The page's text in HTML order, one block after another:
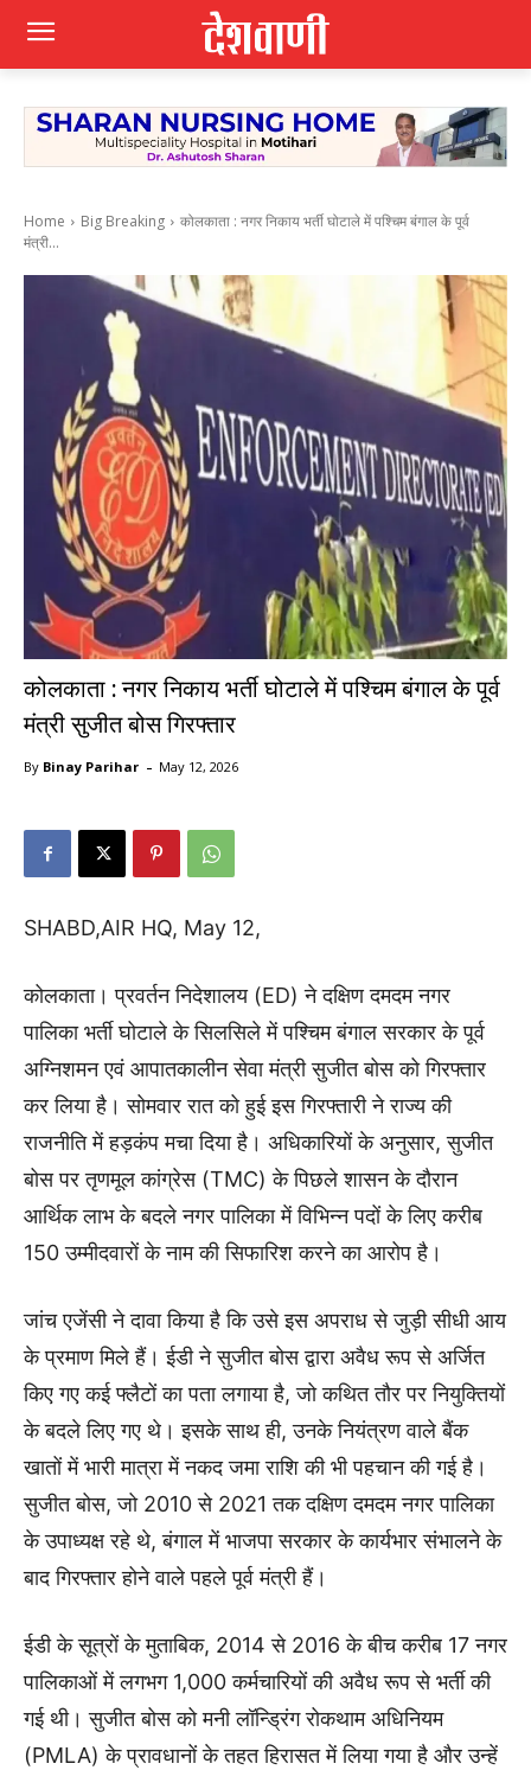
Home Big Breaking
कोलकाता : नगर निकाय भर्ती घोटाले में पश्चिम बंगाल के पूर्व
मंत्री...
कोलकाता : नगर निकाय भर्ती घोटाले में पश्चिम बंगाल के पूर्व
मंत्री सुजीत बोस गिरफ्तार
By Binay Parihar - May 12, 2026
SHABD,AIR HQ, May 12,
कोलकाता। प्रवर्तन निदेशालय (ED) ने दक्षिण दमदम नगर
पालिका भर्ती घोटाले के सिलसिले में पश्चिम बंगाल सरकार के पूर्व
अग्निशमन एवं आपातकालीन सेवा मंत्री सुजीत बोस को गिरफ्तार
कर लिया है। सोमवार रात को हुई इस गिरफ्तारी ने राज्य की
राजनीति में हड़कंप मचा दिया है। अधिकारियों के अनुसार, सुजीत
बोस पर तृणमूल कांग्रेस (TMC) के पिछले शासन के दौरान
आर्थिक लाभ के बदले नगर पालिका में विभिन्न पदों के लिए करीब
150 उम्मीदवारों के नाम की सिफारिश करने का आरोप है।
जांच एजेंसी ने दावा किया है कि उसे इस अपराध से जुड़ी सीधी आय
के प्रमाण मिले हैं। ईडी ने सुजीत बोस द्वारा अवैध रूप से अर्जित
किए गए कई फ्लैटों का पता लगाया है, जो कथित तौर पर नियुक्तियों
के बदले लिए गए थे। इसके साथ ही, उनके नियंत्रण वाले बैंक
खातों में भारी मात्रा में नकद जमा राशि की भी पहचान की गई है।
सुजीत बोस, जो 2010 से 2021 तक दक्षिण दमदम नगर पालिका
के उपाध्यक्ष रहे थे, बंगाल में भाजपा सरकार के कार्यभार संभालने के
बाद गिरफ्तार होने वाले पहले पूर्व मंत्री हैं।
ईडी के सूत्रों के मुताबिक, 2014 से 2016 के बीच करीब 17 नगर
पालिकाओं में लगभग 1,000 कर्मचारियों की अवैध रूप से भर्ती की
गई थी। सुजीत बोस को मनी लॉन्ड्रिंग रोकथाम अधिनियम
(PMLA) के प्रावधानों के तहत हिरासत में लिया गया है और उन्हें